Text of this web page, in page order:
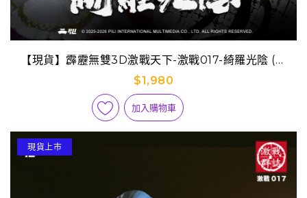
【現貨】霹靂無雙3D激戰天下-激戰017-綺羅光陰 (套
組)(刜伐版)
$1,980
加入購物車
現貨上市